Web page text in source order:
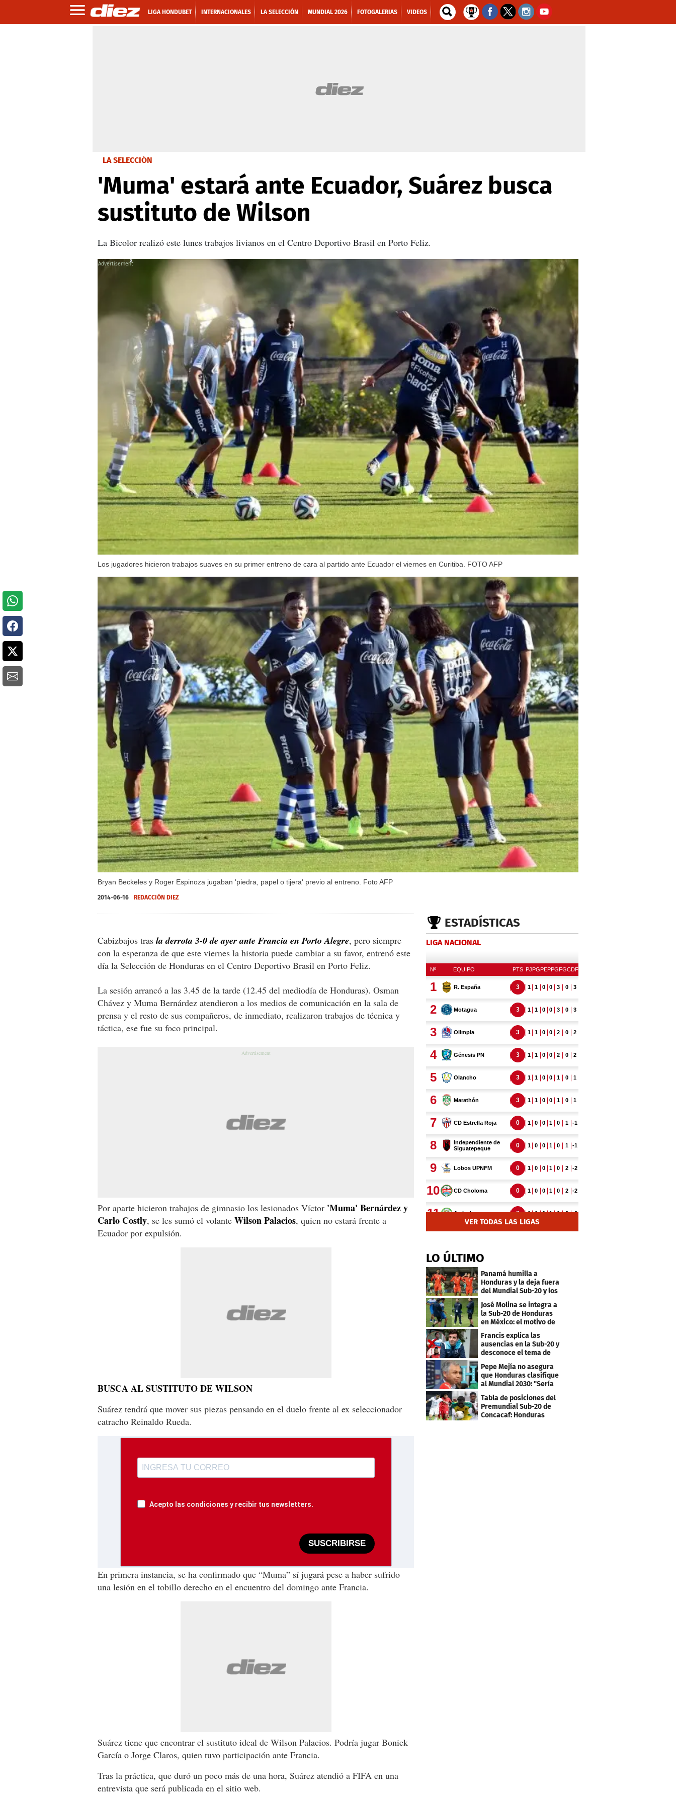
LIGA HONDUBET INTERNACIONALES LA SELECCIÓN MUNDIAL 2026 FOTOGALERIAS VIDEOS
LA SELECCIÓN
'Muma' estará ante Ecuador, Suárez busca
sustituto de Wilson
La Bicolor realizó este lunes trabajos livianos en el Centro Deportivo Brasil en Porto Feliz.
Los jugadores hicieron trabajos suaves en su primer entreno de cara al partido ante Ecuador el viernes en Curitiba. FOTO AFP
Bryan Beckeles y Roger Espinoza jugaban 'piedra, papel o tijera' previo al entreno. Foto AFP
X
2014-06-16 REDACCIÓN DIEZ
Cabizbajos tras la derrota 3-0 de ayer ante Francia en Porto Alegre, pero siempre
con la esperanza de que este viernes la historia puede cambiar a su favor, entrenó este
día la Selección de Honduras en el Centro Deportivo Brasil en Porto Feliz.
La sesión arrancó a las 3.45 de la tarde (12.45 del mediodía de Honduras). Osman
Chávez y Muma Bernárdez atendieron a los medios de comunicación en la sala de
prensa y el resto de sus compañeros, de inmediato, realizaron trabajos de técnica y
táctica, ese fue su foco principal.
Por aparte hicieron trabajos de gimnasio los lesionados Víctor 'Muma' Bernárdez y
Carlo Costly, se les sumó el volante Wilson Palacios, quien no estará frente a
Ecuador por expulsión.
BUSCA AL SUSTITUTO DE WILSON
Suárez tendrá que mover sus piezas pensando en el duelo frente al ex seleccionador
catracho Reinaldo Rueda.
Acepto las condiciones y recibir tus newsletters.
SUSCRIBIRSE
En primera instancia, se ha confirmado que “Muma” sí jugará pese a haber sufrido
una lesión en el tobillo derecho en el encuentro del domingo ante Francia.
Suárez tiene que encontrar el sustituto ideal de Wilson Palacios. Podría jugar Boniek
García o Jorge Claros, quien tuvo participación ante Francia.
Tras la práctica, que duró un poco más de una hora, Suárez atendió a FIFA en una
entrevista que será publicada en el sitio web.
ESTADÍSTICAS
LIGA NACIONAL
VER TODAS LAS LIGAS
LO ÚLTIMO
Panamá humilla a
Honduras y la deja fuera
del Mundial Sub-20 y los
Juegos Olímpicos
José Molina se integra a
la Sub-20 de Honduras
en México: el motivo de
su viaje
Francis explica las
ausencias en la Sub-20 y
desconoce el tema de
los tiktokers
Pepe Mejía no asegura
que Honduras clasifique
al Mundial 2030: "Sería
mentir"
Tabla de posiciones del
Premundial Sub-20 de
Concacaf: Honduras